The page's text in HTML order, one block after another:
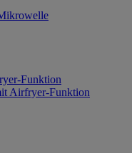
Funktion
Airfryer-Funktion